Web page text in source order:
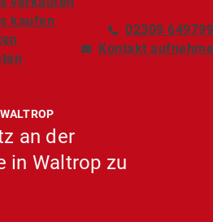
kaufen
02309
Kontakt
an der
in Waltrop zu